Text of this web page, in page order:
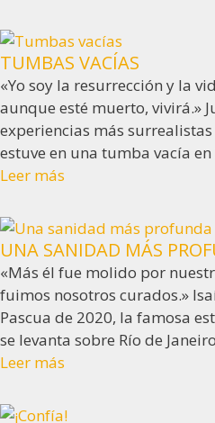
TUMBAS VACÍAS
«Yo soy la resurrección y la
aunque esté muerto, vivirá.»
experiencias más
estuve en una tumba vacía en
Leer más
UNA SANIDAD MÁS
«Más él fue molido por
fuimos nosotros curados.»
Pascua de 2020, la famosa
se levanta sobre Río de
Leer más